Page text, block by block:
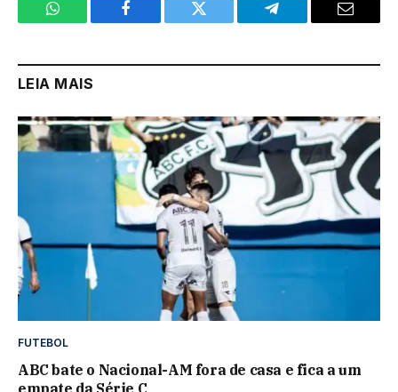
WhatsApp Facebook Twitter Telegram Email
LEIA MAIS
FUTEBOL
ABC bate o Nacional-AM fora de casa e fica a um
empate da Série C